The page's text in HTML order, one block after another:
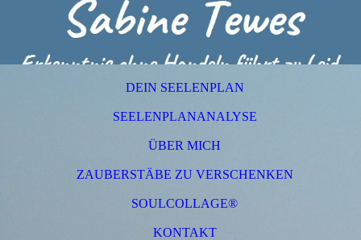
DEIN SEELENPLAN
SEELENPLANANALYSE
ÜBER MICH
ZAUBERSTÄBE ZU VERSCHENKEN
SOULCOLLAGE®
KONTAKT